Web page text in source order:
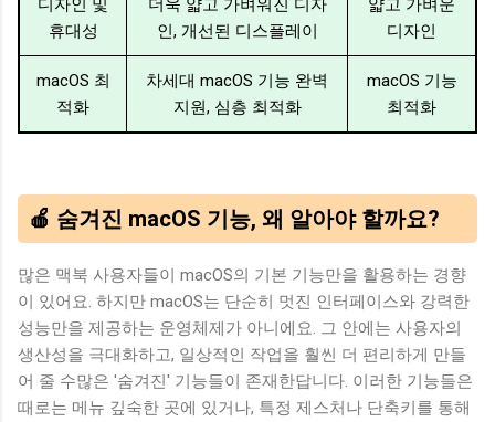
휴대성
인, 개선된 디스플레이
디자인
macOS 최
적화
차세대 macOS 기능 완벽
지원, 심층 최적화
macOS 기능
최적화
🍎 숨겨진 macOS 기능, 왜 알아야 할까요?
많은 맥북 사용자들이 macOS의 기본 기능만을 활용하는 경향
이 있어요. 하지만 macOS는 단순히 멋진 인터페이스와 강력한
성능만을 제공하는 운영체제가 아니에요. 그 안에는 사용자의
생산성을 극대화하고, 일상적인 작업을 훨씬 더 편리하게 만들
어 줄 수많은 '숨겨진' 기능들이 존재한답니다. 이러한 기능들은
때로는 메뉴 깊숙한 곳에 있거나, 특정 제스처나 단축키를 통해